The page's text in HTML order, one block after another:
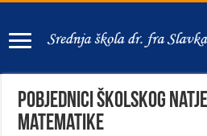
Pobjednici školskog
matematike